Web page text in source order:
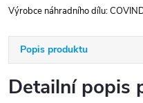
Výrobce náhradního dílu:
Popis produktu
Detailní popis